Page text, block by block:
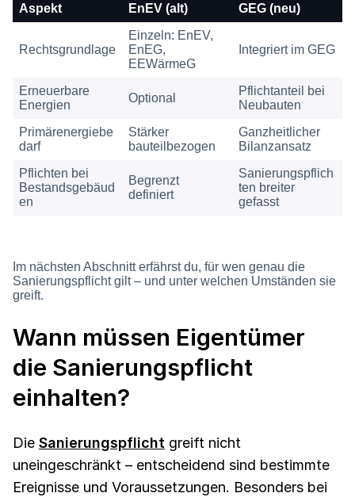
Aspekt EnEV (alt) GEG (neu)
Rechtsgrundlage
Einzeln: EnEV,
EnEG,
EEWärmeG
Integriert im GEG
Erneuerbare
Energien
Optional
Pflichtanteil bei
Neubauten
Primärenergiebe
darf
Stärker
bauteilbezogen
Ganzheitlicher
Bilanzansatz
Pflichten bei
Bestandsgebäud
en
Begrenzt
definiert
Sanierungspflich
ten breiter
gefasst
Im nächsten Abschnitt erfährst du, für wen genau die
Sanierungspflicht gilt – und unter welchen Umständen sie
greift.
Wann müssen Eigentümer
die Sanierungspflicht
einhalten?
Die Sanierungspflicht greift nicht
uneingeschränkt – entscheidend sind bestimmte
Ereignisse und Voraussetzungen. Besonders bei